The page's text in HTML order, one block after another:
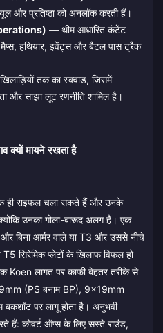
और प्रतिष्ठा को अनलॉक करती हैं।
— थीम आधारित कंटेंट
हथियार, इवेंट्स और बैटल पास ट्रैक
तक का स्क्वाड, जिसमें
और साझा लूट रणनीति शामिल है।
क्यों मायने रखता है
ही राइफल चला सकते हैं और उनके
उनका गोला-बारूद अलग है। एक
बिना आर्मर वाले या T3 और उससे नीचे
सिरेमिक प्लेटों के खिलाफ विफल हो
लागत पर काफी बेहतर तरीके से
(PS बनाम BP), 9x19mm
पर लागू होता है। अनुभवी
हैं: कोवर्ट ऑप्स के लिए सस्ते राउंड,